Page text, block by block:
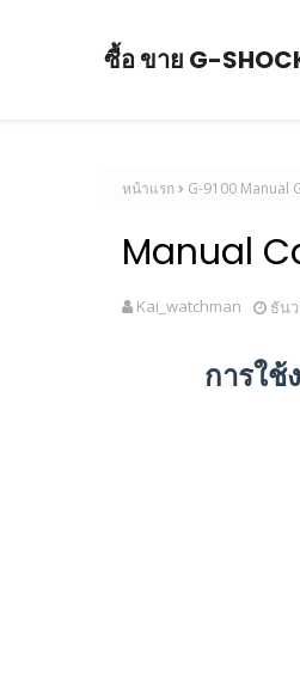
ซื้อ ขาย G-
หน้าแรก G-9100 Manual
Manual
Kai_watchman ธัน
การใ